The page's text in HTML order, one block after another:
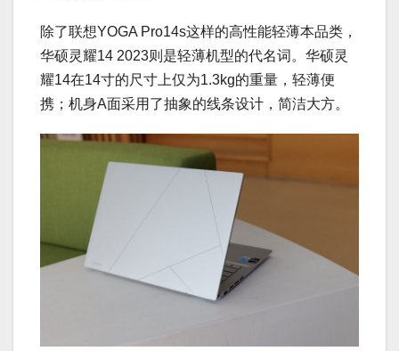
除了联想YOGA Pro14s这样的高性能轻薄本品类，
华硕灵耀14 2023则是轻薄机型的代名词。华硕灵
耀14在14寸的尺寸上仅为1.3kg的重量，轻薄便
携；机身A面采用了抽象的线条设计，简洁大方。